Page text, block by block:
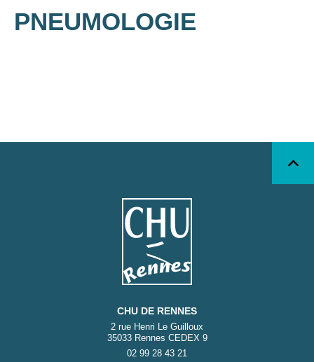
PNEUMOLOGIE
CHU DE RENNES
2 rue Henri Le Guilloux
35033 Rennes CEDEX 9
02 99 28 43 21